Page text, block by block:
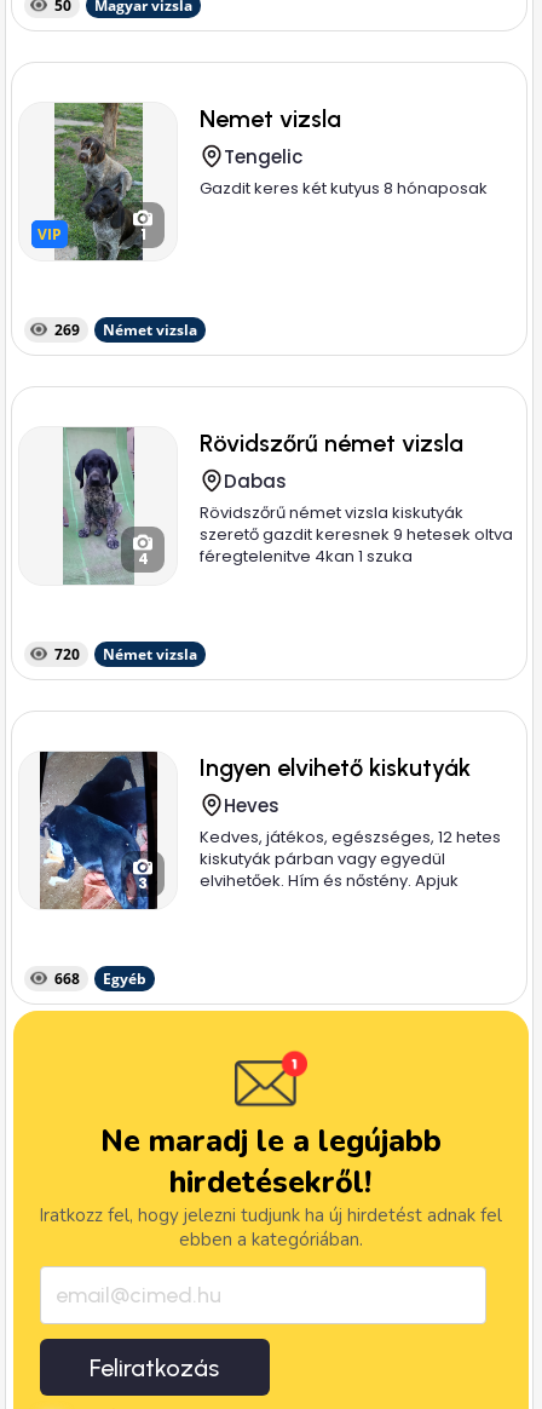
50 Magyar vizsla
VIP
VIP 1
Nemet vizsla
Tengelic
Gazdit keres két kutyus 8 hónaposak
269 Német vizsla
4
Rövidszőrű német vizsla
Dabas
Rövidszőrű német vizsla kiskutyák
szerető gazdit keresnek 9 hetesek oltva
féregtelenitve 4kan 1 szuka
720 Német vizsla
3
Ingyen elvihető kiskutyák
Heves
Kedves, játékos, egészséges, 12 hetes
kiskutyák párban vagy egyedül
elvihetőek. Hím és nőstény. Apjuk
668 Egyéb
Ne maradj le a legújabb
hirdetésekről!
Iratkozz fel, hogy jelezni tudjunk ha új hirdetést adnak fel
ebben a kategóriában.
Feliratkozás